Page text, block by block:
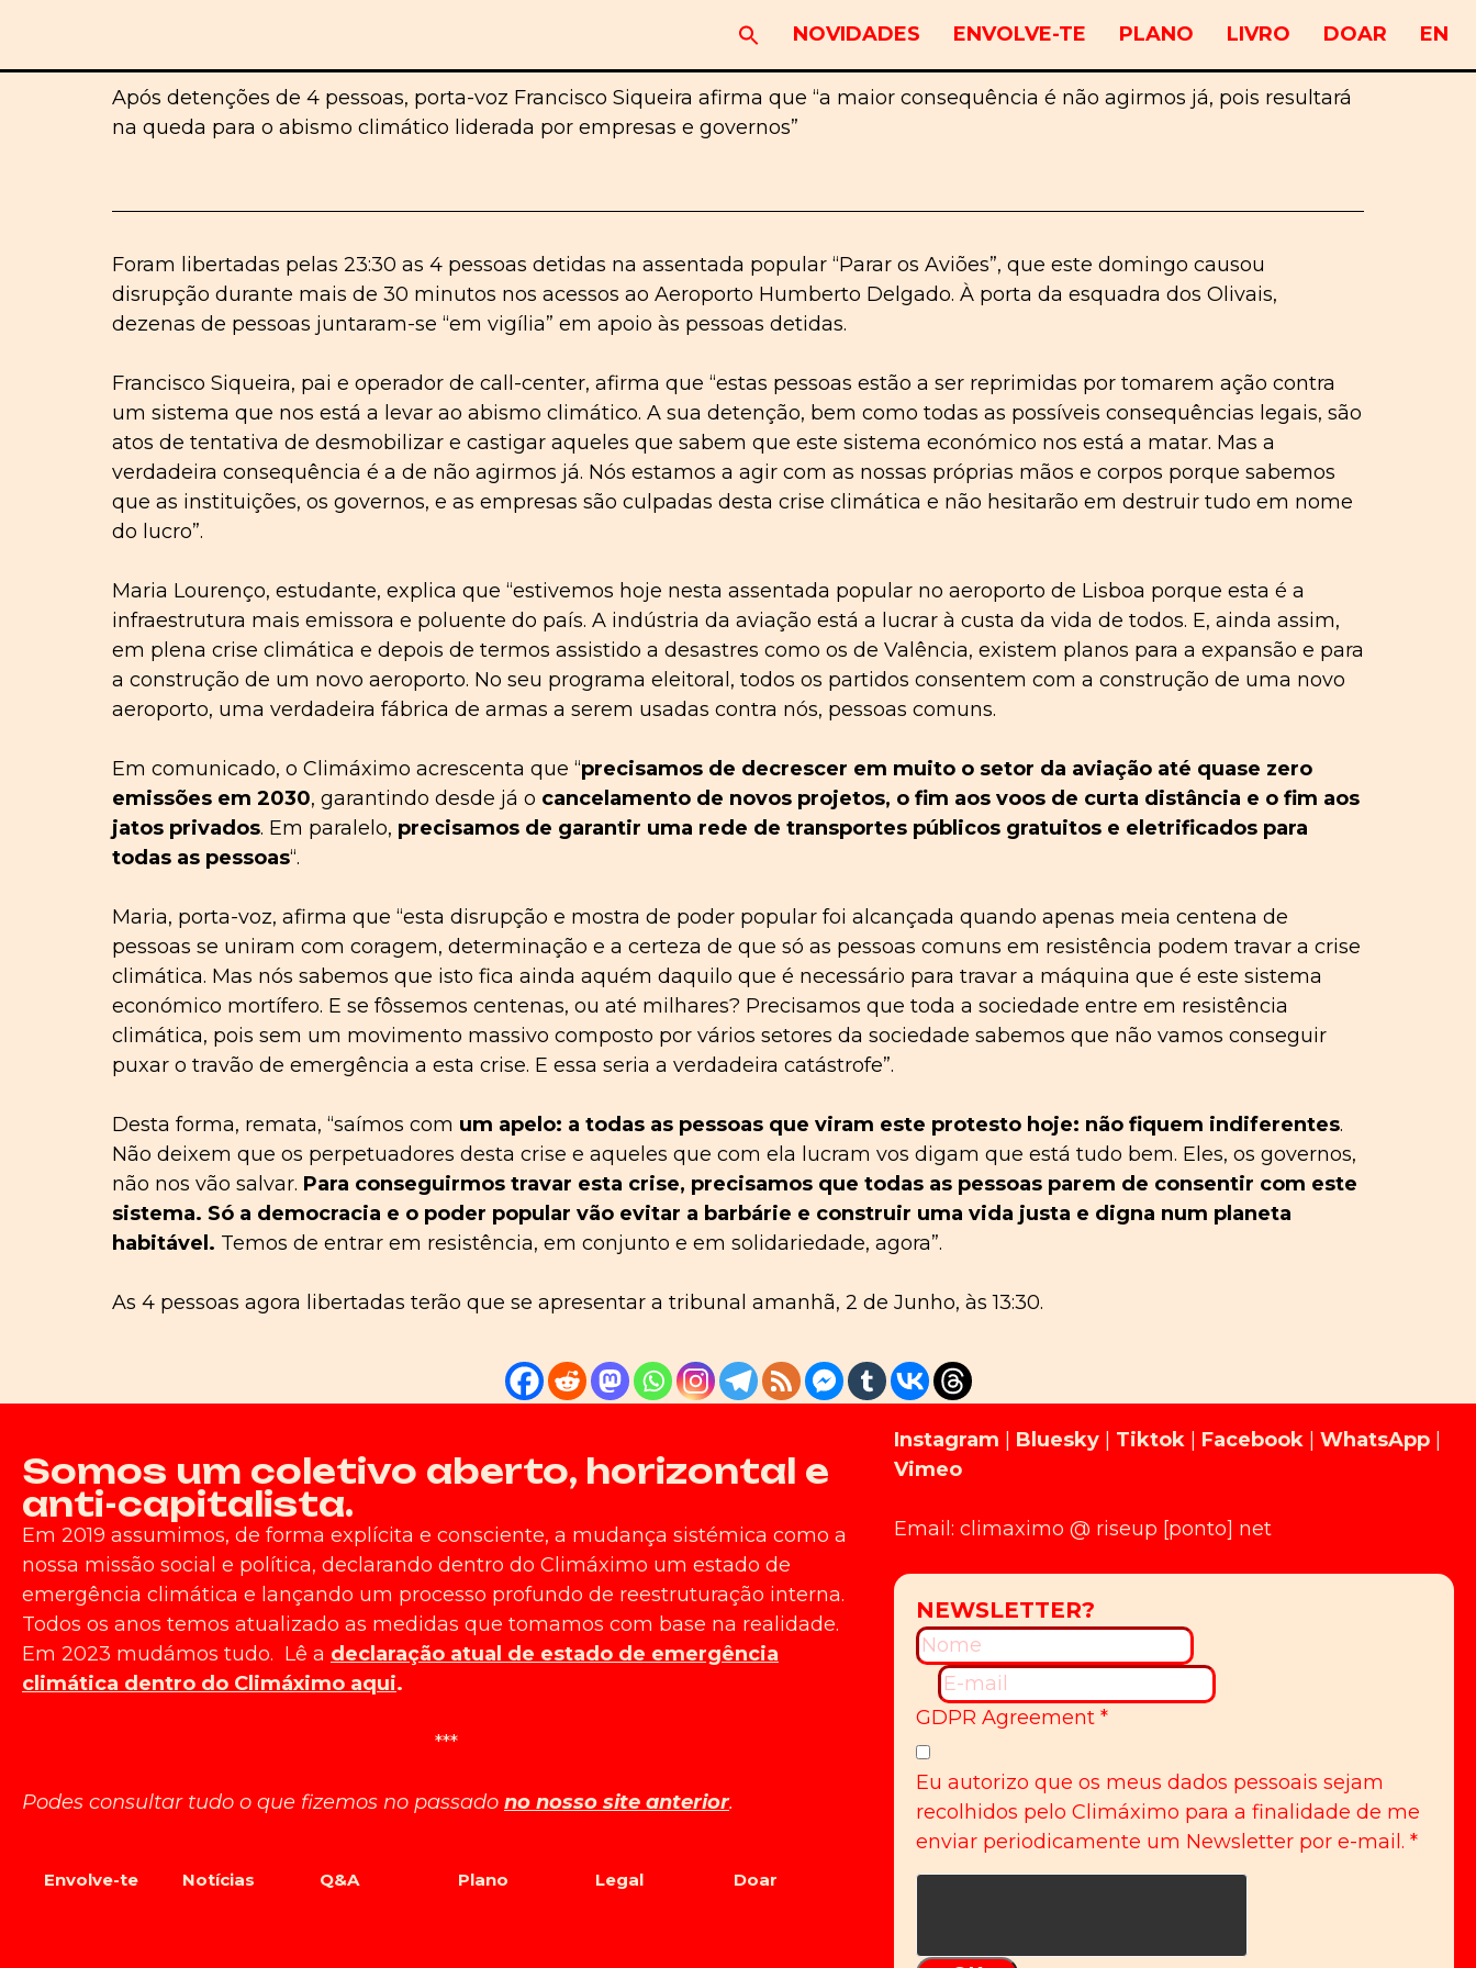
NOVIDADES ENVOLVE-TE PLANO LIVRO DOAR EN
Após detenções de 4 pessoas, porta-voz Francisco Siqueira afirma que “a maior consequência é não agirmos já, pois resultará
na queda para o abismo climático liderada por empresas e governos”
Foram libertadas pelas 23:30 as 4 pessoas detidas na assentada popular “Parar os Aviões”, que este domingo causou
disrupção durante mais de 30 minutos nos acessos ao Aeroporto Humberto Delgado. À porta da esquadra dos Olivais,
dezenas de pessoas juntaram-se “em vigília” em apoio às pessoas detidas.
Francisco Siqueira, pai e operador de call-center, afirma que “estas pessoas estão a ser reprimidas por tomarem ação contra
um sistema que nos está a levar ao abismo climático. A sua detenção, bem como todas as possíveis consequências legais, são
atos de tentativa de desmobilizar e castigar aqueles que sabem que este sistema económico nos está a matar. Mas a
verdadeira consequência é a de não agirmos já. Nós estamos a agir com as nossas próprias mãos e corpos porque sabemos
que as instituições, os governos, e as empresas são culpadas desta crise climática e não hesitarão em destruir tudo em nome
do lucro”.
Maria Lourenço, estudante, explica que “estivemos hoje nesta assentada popular no aeroporto de Lisboa porque esta é a
infraestrutura mais emissora e poluente do país. A indústria da aviação está a lucrar à custa da vida de todos. E, ainda assim,
em plena crise climática e depois de termos assistido a desastres como os de Valência, existem planos para a expansão e para
a construção de um novo aeroporto. No seu programa eleitoral, todos os partidos consentem com a construção de uma novo
aeroporto, uma verdadeira fábrica de armas a serem usadas contra nós, pessoas comuns.
Em comunicado, o Climáximo acrescenta que “precisamos de decrescer em muito o setor da aviação até quase zero
emissões em 2030, garantindo desde já o cancelamento de novos projetos, o fim aos voos de curta distância e o fim aos
jatos privados. Em paralelo, precisamos de garantir uma rede de transportes públicos gratuitos e eletrificados para
todas as pessoas“.
Maria, porta-voz, afirma que “esta disrupção e mostra de poder popular foi alcançada quando apenas meia centena de
pessoas se uniram com coragem, determinação e a certeza de que só as pessoas comuns em resistência podem travar a crise
climática. Mas nós sabemos que isto fica ainda aquém daquilo que é necessário para travar a máquina que é este sistema
económico mortífero. E se fôssemos centenas, ou até milhares? Precisamos que toda a sociedade entre em resistência
climática, pois sem um movimento massivo composto por vários setores da sociedade sabemos que não vamos conseguir
puxar o travão de emergência a esta crise. E essa seria a verdadeira catástrofe”.
Desta forma, remata, “saímos com um apelo: a todas as pessoas que viram este protesto hoje: não fiquem indiferentes.
Não deixem que os perpetuadores desta crise e aqueles que com ela lucram vos digam que está tudo bem. Eles, os governos,
não nos vão salvar. Para conseguirmos travar esta crise, precisamos que todas as pessoas parem de consentir com este
sistema. Só a democracia e o poder popular vão evitar a barbárie e construir uma vida justa e digna num planeta
habitável. Temos de entrar em resistência, em conjunto e em solidariedade, agora”.
As 4 pessoas agora libertadas terão que se apresentar a tribunal amanhã, 2 de Junho, às 13:30.
Somos um coletivo aberto, horizontal e
anti-capitalista.
Em 2019 assumimos, de forma explícita e consciente, a mudança sistémica como a
nossa missão social e política, declarando dentro do Climáximo um estado de
emergência climática e lançando um processo profundo de reestruturação interna.
Todos os anos temos atualizado as medidas que tomamos com base na realidade.
Em 2023 mudámos tudo. Lê a declaração atual de estado de emergência
climática dentro do Climáximo aqui.
***
Podes consultar tudo o que fizemos no passado no nosso site anterior.
Envolve-te Notícias Q&A Plano Legal Doar
Instagram Bluesky| Tiktok| Facebook| WhatsApp|
Vimeo
Email: climaximo @ riseup [ponto] net
GDPR Agreement *
Eu autorizo que os meus dados pessoais sejam
recolhidos pelo Climáximo para a finalidade de me
enviar periodicamente um Newsletter por e-mail. *